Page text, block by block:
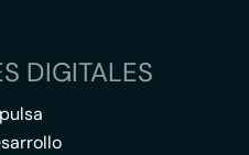
DIGITALES